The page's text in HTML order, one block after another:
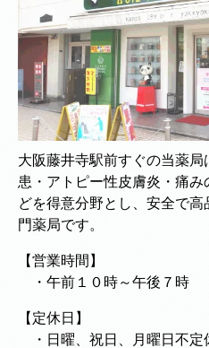
大阪藤井寺駅前すぐの当薬
患・アトピー性皮膚炎・痛
どを得意分野とし、安全で
門薬局です。
【営業時間】
・午前１０時～午後７時
【定休日】
・日曜、祝日、月曜日不定